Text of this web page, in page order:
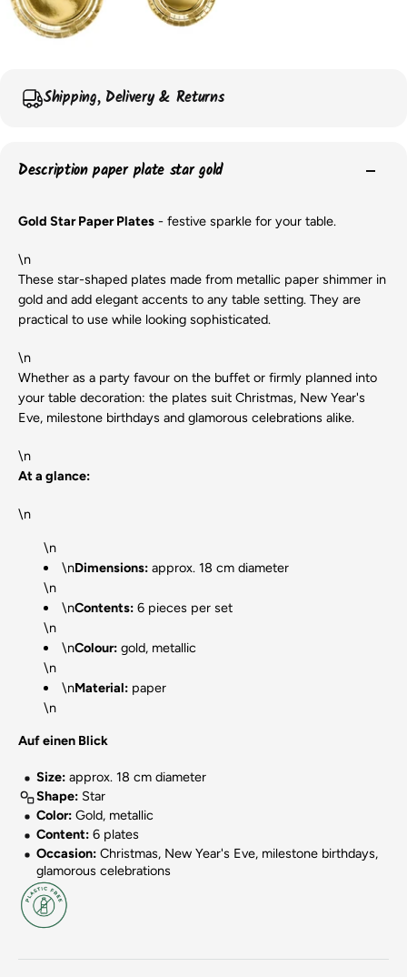
Shipping, Delivery & Returns
Description paper plate star gold
Gold Star Paper Plates - festive sparkle for your table.
\n
These star-shaped plates made from metallic paper shimmer in
gold and add elegant accents to any table setting. They are
practical to use while looking sophisticated.
\n
Whether as a party favour on the buffet or firmly planned into
your table decoration: the plates suit Christmas, New Year's
Eve, milestone birthdays and glamorous celebrations alike.
\n
At a glance:
\n
\n
\nDimensions: approx. 18 cm diameter
\n
\nContents: 6 pieces per set
\n
\nColour: gold, metallic
\n
\nMaterial: paper
\n
Auf einen Blick
Size: approx. 18 cm diameter
Shape: Star
Color: Gold, metallic
Content: 6 plates
Occasion: Christmas, New Year's Eve, milestone birthdays,
glamorous celebrations